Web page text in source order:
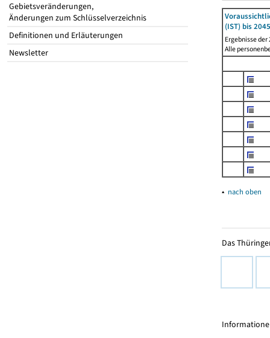
Gebietsveränderungen,
Änderungen zum Schlüsselverzeichnis
Definitionen und Erläuterungen
Newsletter
(IST) bis
Ergebnisse
Alle
▴ nach oben
Das